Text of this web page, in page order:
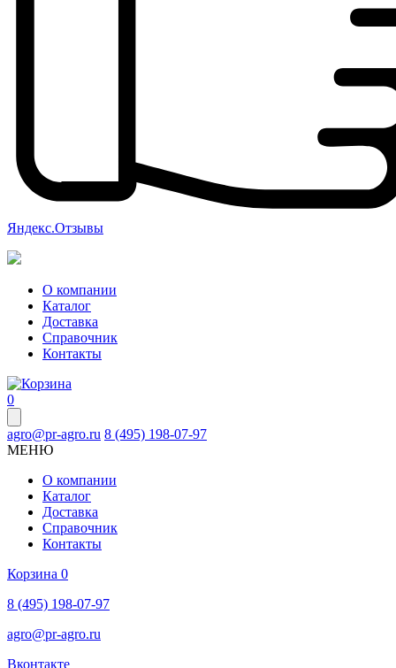
Яндекс.Отзывы
О компании
Каталог
Доставка
Справочник
Контакты
0
agro@pr-agro.ru 8 (495) 198-07-97
МЕНЮ
О компании
Каталог
Доставка
Справочник
Контакты
Корзина 0
8 (495) 198-07-97
agro@pr-agro.ru
Вконтакте